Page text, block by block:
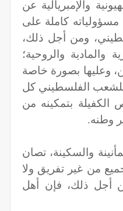
والإمبريالية عن
كاملة على
ومن أجل ذلك،
والمادية والروحية؛
وعليها بصورة خاصة
للشعب الفلسطيني كل
الكفيلة بتمكينه من
وطنه.
والسكينة، تصان
من غير تفريق ولا
أجل ذلك، فإن أهل